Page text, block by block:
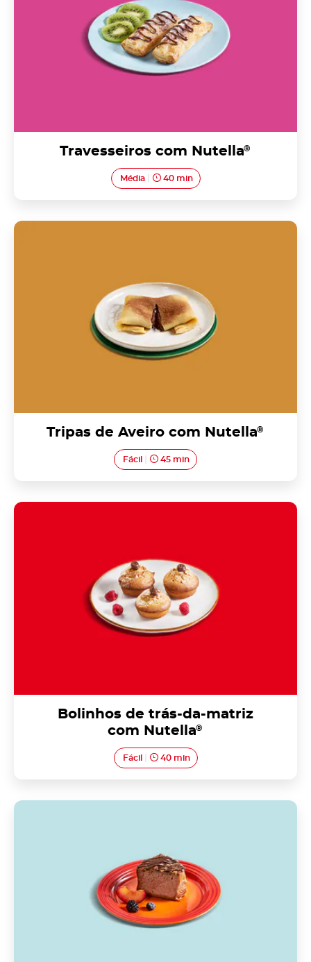
Travesseiros com Nutella®
Média 40 min
Tripas de Aveiro com Nutella®
Fácil 45 min
Bolinhos de trás-da-matriz
com Nutella®
Fácil 40 min